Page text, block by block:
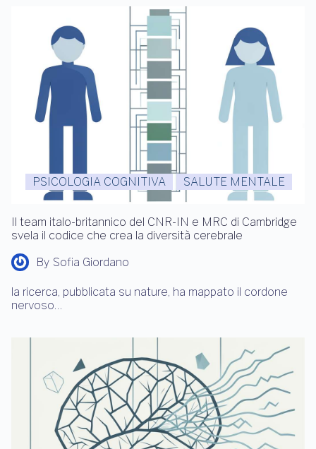
PSICOLOGIA COGNITIVA SALUTE MENTALE
Il team italo-britannico del CNR-IN e MRC di Cambridge
svela il codice che crea la diversità cerebrale
By Sofia Giordano
la ricerca, pubblicata su nature, ha mappato il cordone
nervoso…